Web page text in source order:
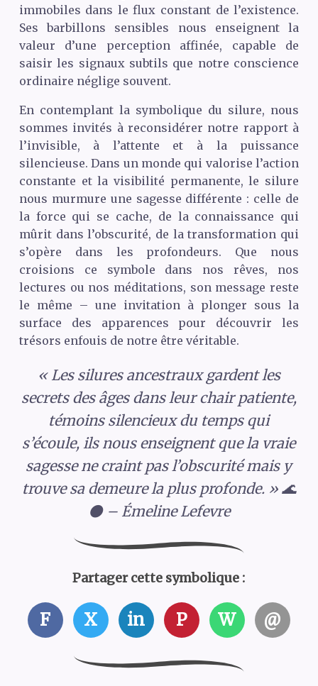
immobiles dans le flux constant de l’existence.
Ses barbillons sensibles nous enseignent la
valeur d’une perception affinée, capable de
saisir les signaux subtils que notre conscience
ordinaire néglige souvent.
En contemplant la symbolique du silure, nous
sommes invités à reconsidérer notre rapport à
l’invisible, à l’attente et à la puissance
silencieuse. Dans un monde qui valorise l’action
constante et la visibilité permanente, le silure
nous murmure une sagesse différente : celle de
la force qui se cache, de la connaissance qui
mûrit dans l’obscurité, de la transformation qui
s’opère dans les profondeurs. Que nous
croisions ce symbole dans nos rêves, nos
lectures ou nos méditations, son message reste
le même – une invitation à plonger sous la
surface des apparences pour découvrir les
trésors enfouis de notre être véritable.
« Les silures ancestraux gardent les
secrets des âges dans leur chair patiente,
témoins silencieux du temps qui
s’écoule, ils nous enseignent que la vraie
sagesse ne craint pas l’obscurité mais y
trouve sa demeure la plus profonde. » 🌊
🌑 – Émeline Lefevre
Partager cette symbolique :
F X in P W @